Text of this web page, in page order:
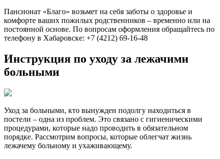
Пансионат «Благо» возьмет на себя заботы о здоровье и
комфорте ваших пожилых родственников – временно или на
постоянной основе. По вопросам оформления обращайтесь по
телефону в Хабаровске: +7 (4212) 69-16-48
Инструкция по уходу за лежачими
больными
Уход за больными, кто вынужден подолгу находиться в
постели – одна из проблем. Это связано с гигиеническими
процедурами, которые надо проводить в обязательном
порядке. Рассмотрим вопросы, которые облегчат жизнь
лежачему больному и ухаживающему.